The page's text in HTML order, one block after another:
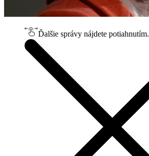
Ďalšie správy nájdete potiahnutím.